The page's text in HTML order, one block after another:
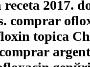
receta 2017.
comprar
topica